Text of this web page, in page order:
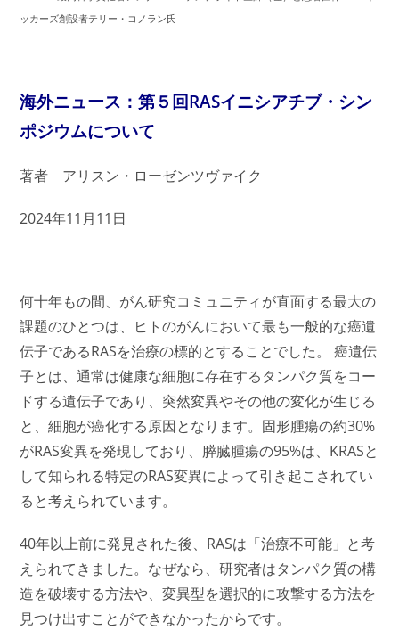
ッカーズ創設者テリー・コノラン氏
海外ニュース：第５回RASイニシアチブ・シン
ポジウムについて
著者 アリスン・ローゼンツヴァイク
2024年11月11日
何十年もの間、がん研究コミュニティが直面する最大の
課題のひとつは、ヒトのがんにおいて最も一般的な癌遺
伝子であるRASを治療の標的とすることでした。 癌遺伝
子とは、通常は健康な細胞に存在するタンパク質をコー
ドする遺伝子であり、突然変異やその他の変化が生じる
と、細胞が癌化する原因となります。固形腫瘍の約30%
がRAS変異を発現しており、膵臓腫瘍の95%は、KRASと
して知られる特定のRAS変異によって引き起こされてい
ると考えられています。
40年以上前に発見された後、RASは「治療不可能」と考
えられてきました。なぜなら、研究者はタンパク質の構
造を破壊する方法や、変異型を選択的に攻撃する方法を
見つけ出すことができなかったからです。